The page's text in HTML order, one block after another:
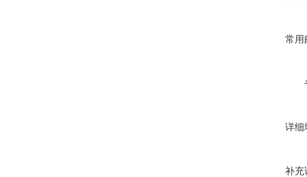
常用
详细
补充